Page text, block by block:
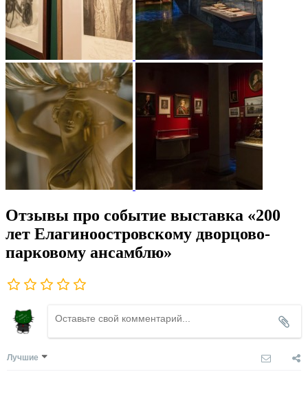
Отзывы про событие выставка «200
лет Елагиноостровскому дворцово-
парковому ансамблю»
Лучшие